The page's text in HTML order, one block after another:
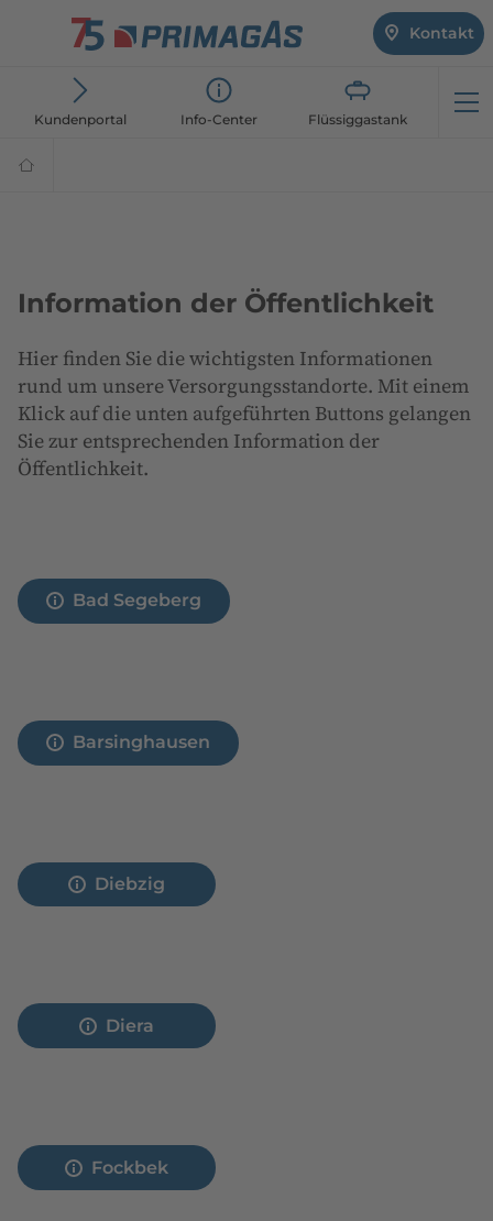
Kontakt
Kundenportal Info-Center Flüssiggastank
Flüssiggasanbieter
Information der Öffentlichkeit
Hier finden Sie die wichtigsten Informationen
rund um unsere Versorgungsstandorte. Mit einem
Klick auf die unten aufgeführten Buttons gelangen
Sie zur entsprechenden Information der
Öffentlichkeit.
Bad Segeberg
Barsinghausen
Diebzig
Diera
Fockbek